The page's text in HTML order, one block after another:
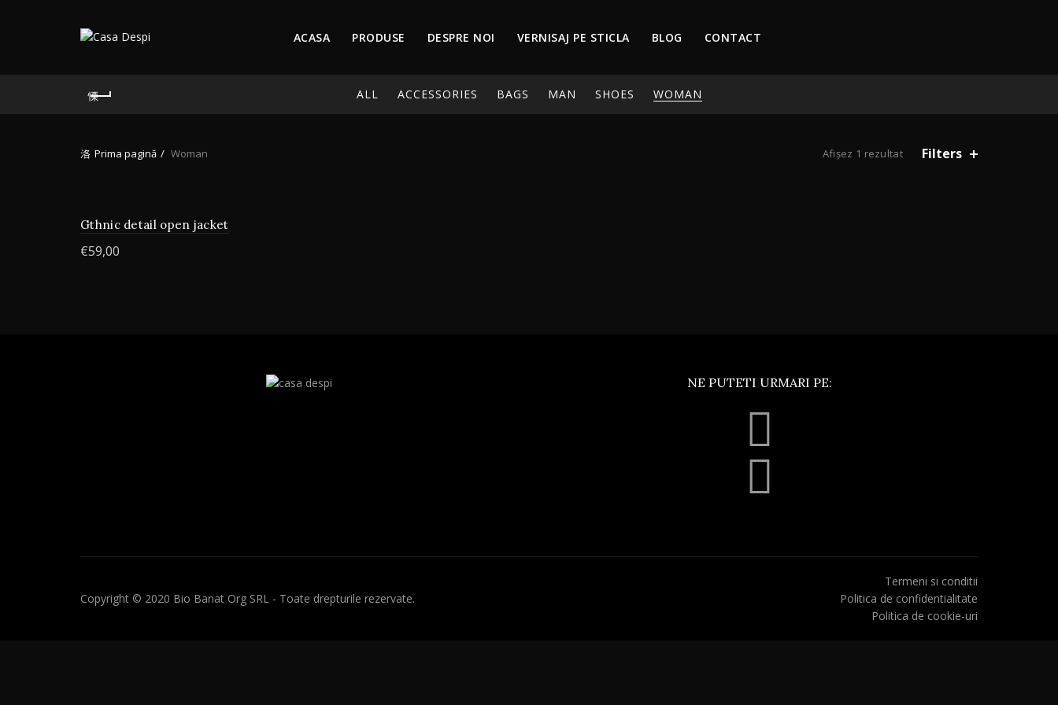
ACASA PRODUSE DESPRE NOI VERNISAJ PE STICLA BLOG CONTACT
ALL ACCESSORIES BAGS MAN SHOES WOMAN
Prima pagină Woman Afișez 1 rezultat Filters
Gthnic detail open jacket
€59,00
NE PUTETI URMARI PE:
Copyright © 2020 Bio Banat Org SRL - Toate drepturile rezervate.
Termeni si conditii
Politica de confidentialitate
Politica de cookie-uri